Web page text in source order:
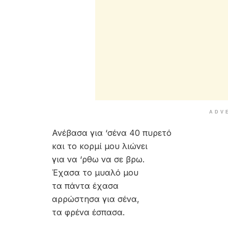
Ανέβασα για ‘σένα 40 πυρετό
και το κορμί μου λιώνει
για να ‘ρθω να σε βρω.
Έχασα το μυαλό μου
τα πάντα έχασα
αρρώστησα για σένα,
τα φρένα έσπασα.